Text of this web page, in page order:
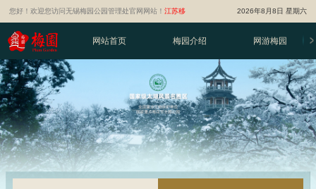
您好！欢迎您访问无锡梅园公园管理处官网网站！江苏移
动智慧旅游平台
2026年8月8日 星期六
网站首页 梅园介绍 网游梅园